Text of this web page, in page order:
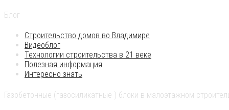
Блог
Строительство домов во Владимире
Видеоблог
Технологии строительства в 21 веке
Полезная информация
Интересно знать
Газобетонные (газосиликатные ) блоки в малоэтажном